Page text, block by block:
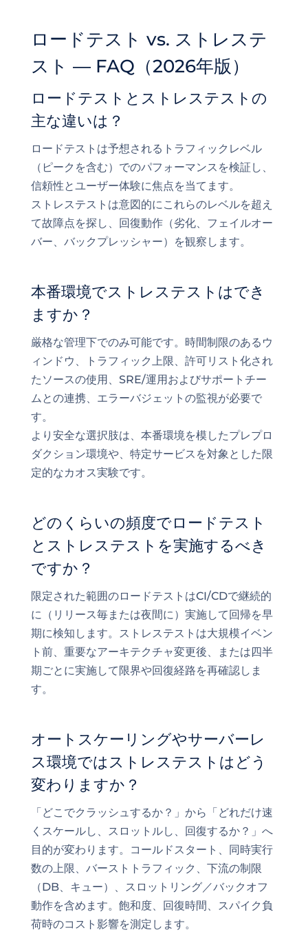
ロードテスト vs. ストレステ
スト — FAQ（2026年版）
ロードテストとストレステストの
主な違いは？
ロードテストは予想されるトラフィックレベル
（ピークを含む）でのパフォーマンスを検証し、
信頼性とユーザー体験に焦点を当てます。
ストレステストは意図的にこれらのレベルを超え
て故障点を探し、回復動作（劣化、フェイルオー
バー、バックプレッシャー）を観察します。
本番環境でストレステストはでき
ますか？
厳格な管理下でのみ可能です。時間制限のあるウ
ィンドウ、トラフィック上限、許可リスト化され
たソースの使用、SRE/運用およびサポートチー
ムとの連携、エラーバジェットの監視が必要で
す。
より安全な選択肢は、本番環境を模したプレプロ
ダクション環境や、特定サービスを対象とした限
定的なカオス実験です。
どのくらいの頻度でロードテスト
とストレステストを実施するべき
ですか？
限定された範囲のロードテストはCI/CDで継続的
に（リリース毎または夜間に）実施して回帰を早
期に検知します。ストレステストは大規模イベン
ト前、重要なアーキテクチャ変更後、または四半
期ごとに実施して限界や回復経路を再確認しま
す。
オートスケーリングやサーバーレ
ス環境ではストレステストはどう
変わりますか？
「どこでクラッシュするか？」から「どれだけ速
くスケールし、スロットルし、回復するか？」へ
目的が変わります。コールドスタート、同時実行
数の上限、バーストトラフィック、下流の制限
（DB、キュー）、スロットリング／バックオフ
動作を含めます。飽和度、回復時間、スパイク負
荷時のコスト影響を測定します。